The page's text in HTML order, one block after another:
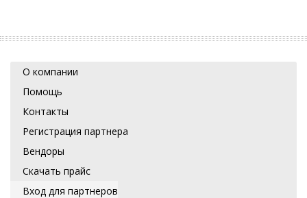
О компании
Помощь
Контакты
Регистрация партнера
Вендоры
Скачать прайс
Вход для партнеров